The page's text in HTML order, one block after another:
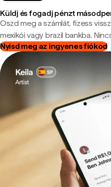
Küldj és fogadj pénzt
Oszd meg a számlát, fizess
mexikói vagy brazil bankba.
Nyisd meg az ingyenes fiókod